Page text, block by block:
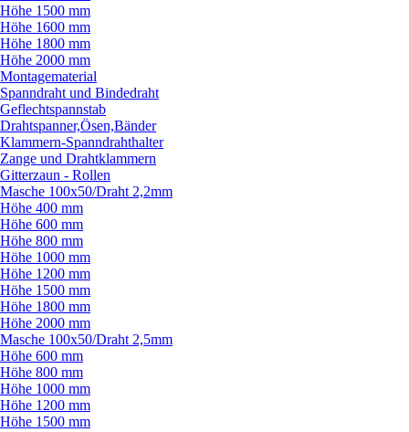
Höhe 1500 mm
Höhe 1600 mm
Höhe 1800 mm
Höhe 2000 mm
Montagematerial
Spanndraht und Bindedraht
Geflechtspannstab
Drahtspanner,Ösen,Bänder
Klammern-Spanndrahthalter
Zange und Drahtklammern
Gitterzaun - Rollen
Masche 100x50/Draht 2,2mm
Höhe 400 mm
Höhe 600 mm
Höhe 800 mm
Höhe 1000 mm
Höhe 1200 mm
Höhe 1500 mm
Höhe 1800 mm
Höhe 2000 mm
Masche 100x50/Draht 2,5mm
Höhe 600 mm
Höhe 800 mm
Höhe 1000 mm
Höhe 1200 mm
Höhe 1500 mm